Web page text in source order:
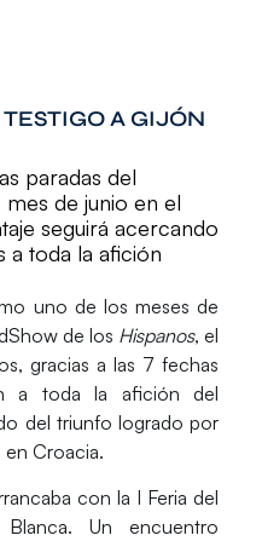
A GIJÓN
paradas del
de junio en el
seguirá acercando
a toda la afición
uno de los meses de
de los Hispanos, el
gracias a las 7 fechas
a toda la afición del
del triunfo logrado por
Croacia.
con la I Feria del
. Un encuentro